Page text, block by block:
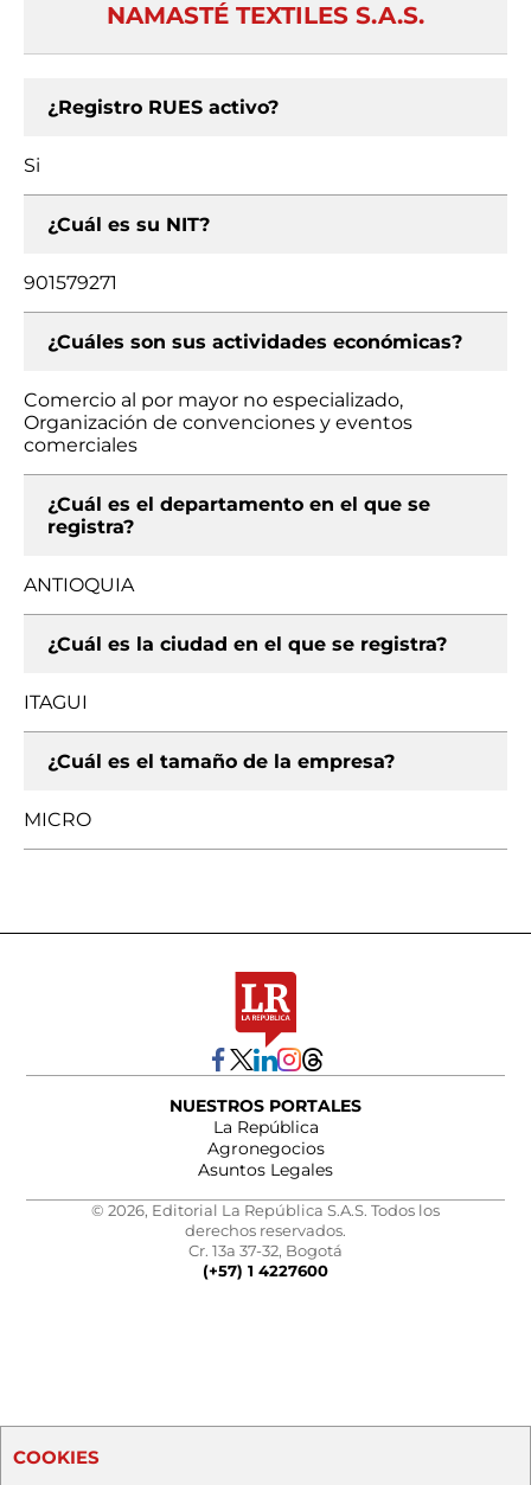
NAMASTÉ TEXTILES S.A.S.
¿Registro RUES activo?
Si
¿Cuál es su NIT?
901579271
¿Cuáles son sus actividades económicas?
Comercio al por mayor no especializado,
Organización de convenciones y eventos
comerciales
¿Cuál es el departamento en el que se
registra?
ANTIOQUIA
¿Cuál es la ciudad en el que se registra?
ITAGUI
¿Cuál es el tamaño de la empresa?
MICRO
NUESTROS PORTALES
La República
Agronegocios
Asuntos Legales
© 2026, Editorial La República S.A.S. Todos los
derechos reservados.
Cr. 13a 37-32, Bogotá
(+57) 1 4227600
COOKIES